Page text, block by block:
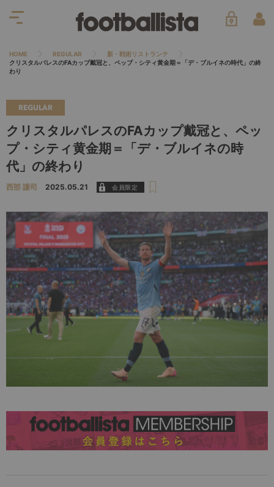
HOME REGULAR
新・戦術リストランテ
クリスタルパレスのFAカップ戴冠と、ペップ・シティ黄金期＝「デ・ブルイネの時代」の終
わり
REGULAR
クリスタルパレスのFAカップ戴冠と、ペッ
プ・シティ黄金期＝「デ・ブルイネの時
代」の終わり
西部 謙司 2025.05.21